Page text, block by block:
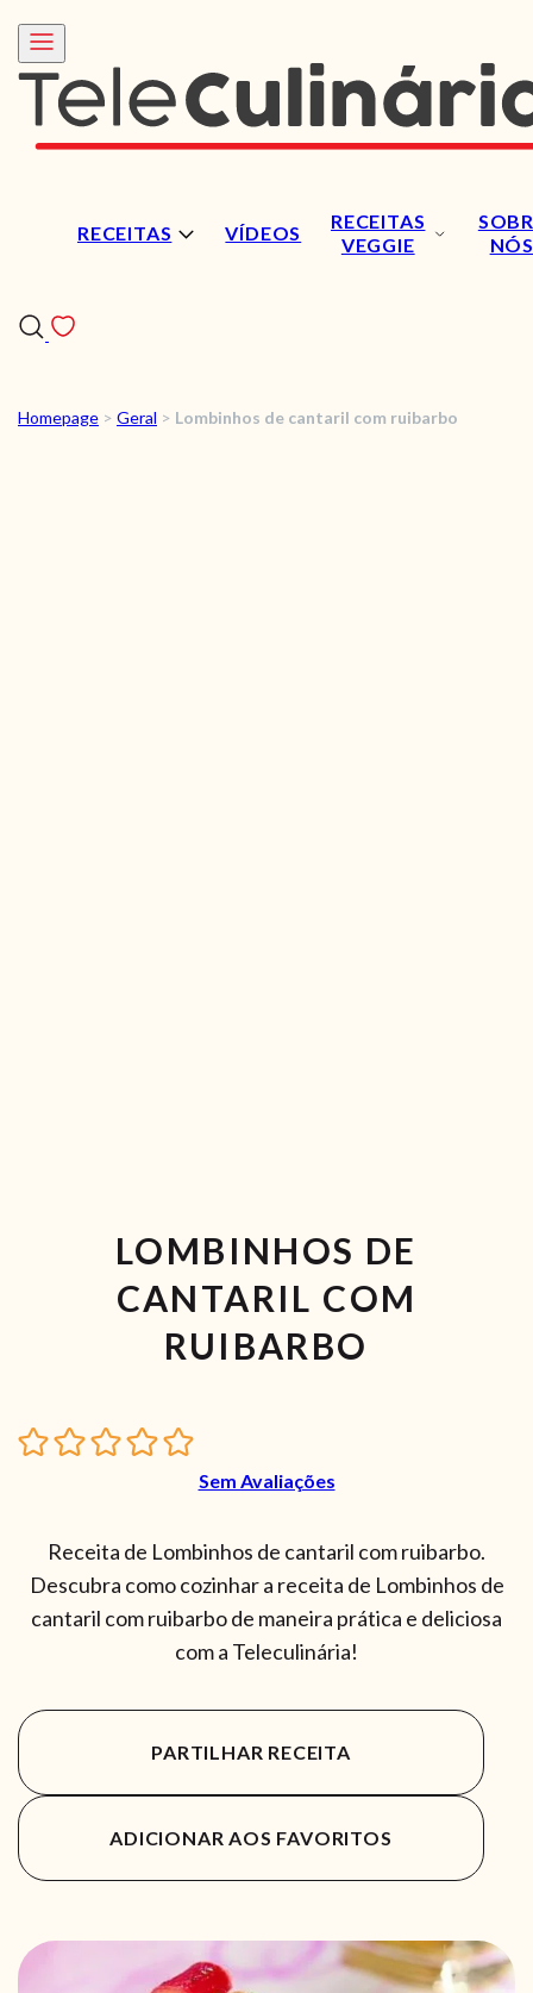
RECEITAS VÍDEOS
RECEITAS
VEGGIE
NÓS
RECEITAS
Homepage > Geral > Lombinhos de cantaril com ruibarbo
LOMBINHOS DE
CANTARIL COM
RUIBARBO
Sem Avaliações
Receita de Lombinhos de cantaril com ruibarbo.
Descubra como cozinhar a receita de Lombinhos de
cantaril com ruibarbo de maneira prática e deliciosa
com a Teleculinária!
PARTILHAR RECEITA
ADICIONAR AOS FAVORITOS